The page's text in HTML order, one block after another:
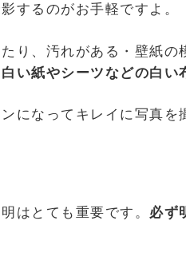
するのがお手軽ですよ。
り、汚れがある・壁紙の
い紙やシーツなどの白い
になってキレイに写真を
はとても重要です。 必ず